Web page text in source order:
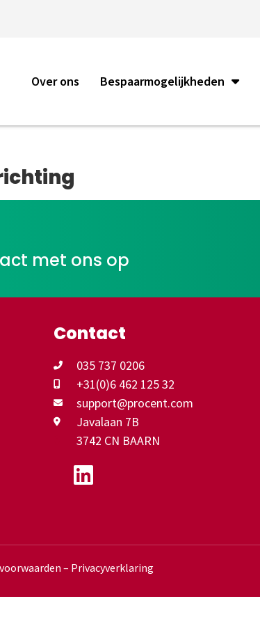
Over ons Bespaarmogelijkheden
met ons op
Contact
035 737 0206
+31(0)6 462 125 32
support@procent.com
Javalaan 7B
3742 CN BAARN
– Privacyverklaring